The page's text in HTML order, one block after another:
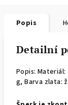
Popis
Detailní
Popis:
g, Barva zlata: